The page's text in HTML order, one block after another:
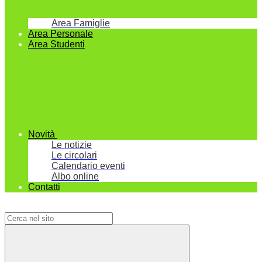
Area Famiglie
Area Personale
Area Studenti
Novità
Le notizie
Le circolari
Calendario eventi
Albo online
Contatti